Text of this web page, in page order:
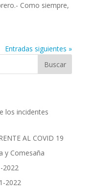
Como siempre,
Entradas siguientes »
los incidentes
AL COVID 19
y Comesaña
2022
2022